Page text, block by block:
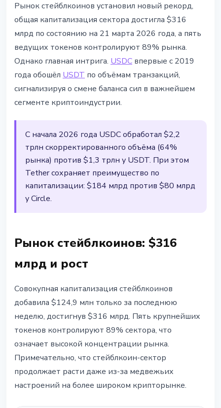
Рынок стейблкоинов достиг $316
млрд - USDC обошёл USDT по
объёмам
22 марта 2026 г. 3 мин чтения
Наталия Дорофеева
Рынок стейблкоинов установил новый рекорд,
общая капитализация сектора достигла $316
млрд по состоянию на 21 марта 2026 года, а пять
ведущих токенов контролируют 89% рынка.
Однако главная интрига. USDC впервые с 2019
года обошёл USDT по объёмам транзакций,
сигнализируя о смене баланса сил в важнейшем
сегменте криптоиндустрии.
С начала 2026 года USDC обработал $2,2
трлн скорректированного объёма (64%
рынка) против $1,3 трлн у USDT. При этом
Tether сохраняет преимущество по
капитализации: $184 млрд против $80 млрд
у Circle.
Рынок стейблкоинов: $316
млрд и рост
Совокупная капитализация стейблкоинов
добавила $124,9 млн только за последнюю
неделю, достигнув $316 млрд. Пять крупнейших
токенов контролируют 89% сектора, что
означает высокой концентрации рынка.
Примечательно, что стейблкоин-сектор
продолжает расти даже из-за медвежьих
настроений на более широком крипторынке.